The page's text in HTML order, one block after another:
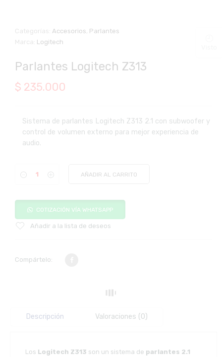
Categorías:Accesorios, Parlantes
Marca: Logitech
Parlantes Logitech Z313
$ 235.000
Sistema de parlantes Logitech Z313 2.1 con subwoofer y
control de volumen externo para mejor experiencia de
audio.
AÑADIR AL CARRITO
COTIZACIÓN VÍA WHATSAPP
Añadir a la lista de deseos
Compártelo:
Descripción Valoraciones (0)
Los Logitech Z313 son un sistema de parlantes 2.1